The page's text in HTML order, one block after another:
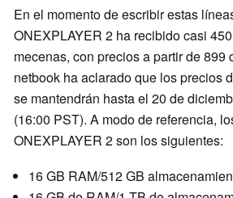
En el momento de escribir estas
ONEXPLAYER 2 ha recibido casi
mecenas, con precios a partir de 899
netbook ha aclarado que los precios
se mantendrán hasta el 20 de
(16:00 PST). A modo de referencia,
ONEXPLAYER 2 son los siguientes:
16 GB RAM/512 GB